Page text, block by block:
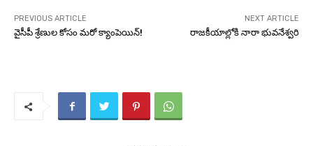
PREVIOUS ARTICLE
వైసీపీ శ్రేణుల కోసం మరో క్యాంపెయిన్!
NEXT ARTICLE
రాజకీయాల్లోకి నారా భువనేశ్వరి